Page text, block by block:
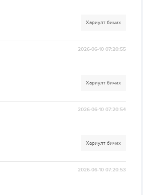
Хариулт бичих
2026-06-10 07:20:55
Хариулт бичих
2026-06-10 07:20:54
Хариулт бичих
2026-06-10 07:20:53